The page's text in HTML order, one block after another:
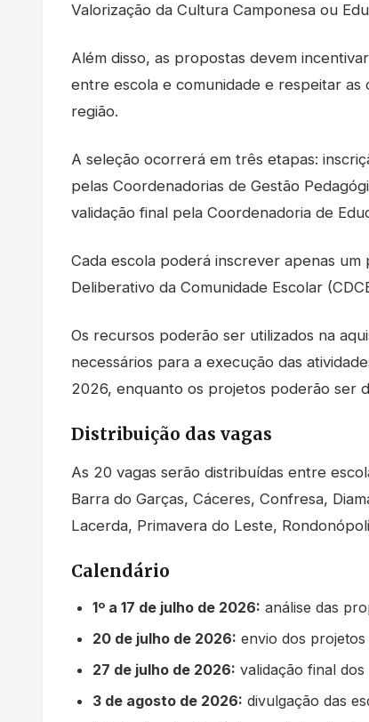
Valorização da Cultura Camponesa ou
Além disso, as propostas devem
entre escola e comunidade e respeitar as
região.
A seleção ocorrerá em três etapas:
pelas Coordenadorias de Gestão
validação final pela Coordenadoria de
Cada escola poderá inscrever apenas
Deliberativo da Comunidade Escolar
Os recursos poderão ser utilizados na
necessários para a execução das
2026, enquanto os projetos poderão ser
Distribuição das vagas
As 20 vagas serão distribuídas entre
Barra do Garças, Cáceres, Confresa,
Lacerda, Primavera do Leste,
Calendário
1º a 17 de julho de 2026: análise das
20 de julho de 2026: envio dos projetos
27 de julho de 2026: validação final dos
3 de agosto de 2026: divulgação das